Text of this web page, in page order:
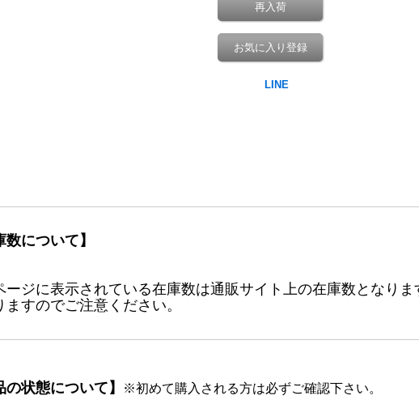
再入荷
お気に入り登録
数について】
ージに表示されている在庫数は通販サイト上の在庫数となり
ますのでご注意ください。
の状態について】 ※初めて購入される方は必ずご確認下さい。